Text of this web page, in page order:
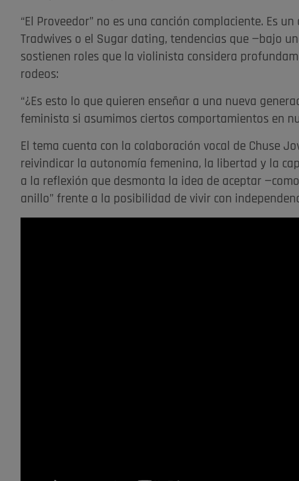
“El Proveedor” no es una canción complaciente. Es
Tradwives o el Sugar dating, tendencias que —bajo
sostienen roles que la violinista considera
rodeos:
“¿Es esto lo que quieren enseñar a una nueva
feminista si asumimos ciertos comportamientos en
El tema cuenta con la colaboración vocal de Chuse
reivindicar la autonomía femenina, la libertad y la
a la reflexión que desmonta la idea de aceptar
anillo” frente a la posibilidad de vivir con